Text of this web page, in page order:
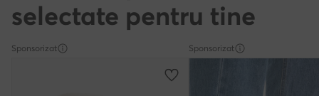
selectate pentru tine
Sponsorizat Sponsorizat